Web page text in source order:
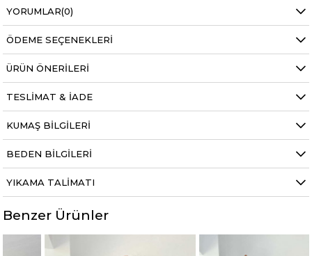
YORUMLAR(0)
ÖDEME SEÇENEKLERI
ÜRÜN ÖNERILERI
TESLIMAT & İADE
KUMAŞ BILGILERI
BEDEN BILGILERI
YIKAMA TALIMATI
Benzer Ürünler